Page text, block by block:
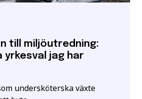
till miljöutredning:
yrkesval jag har
undersköterska växte